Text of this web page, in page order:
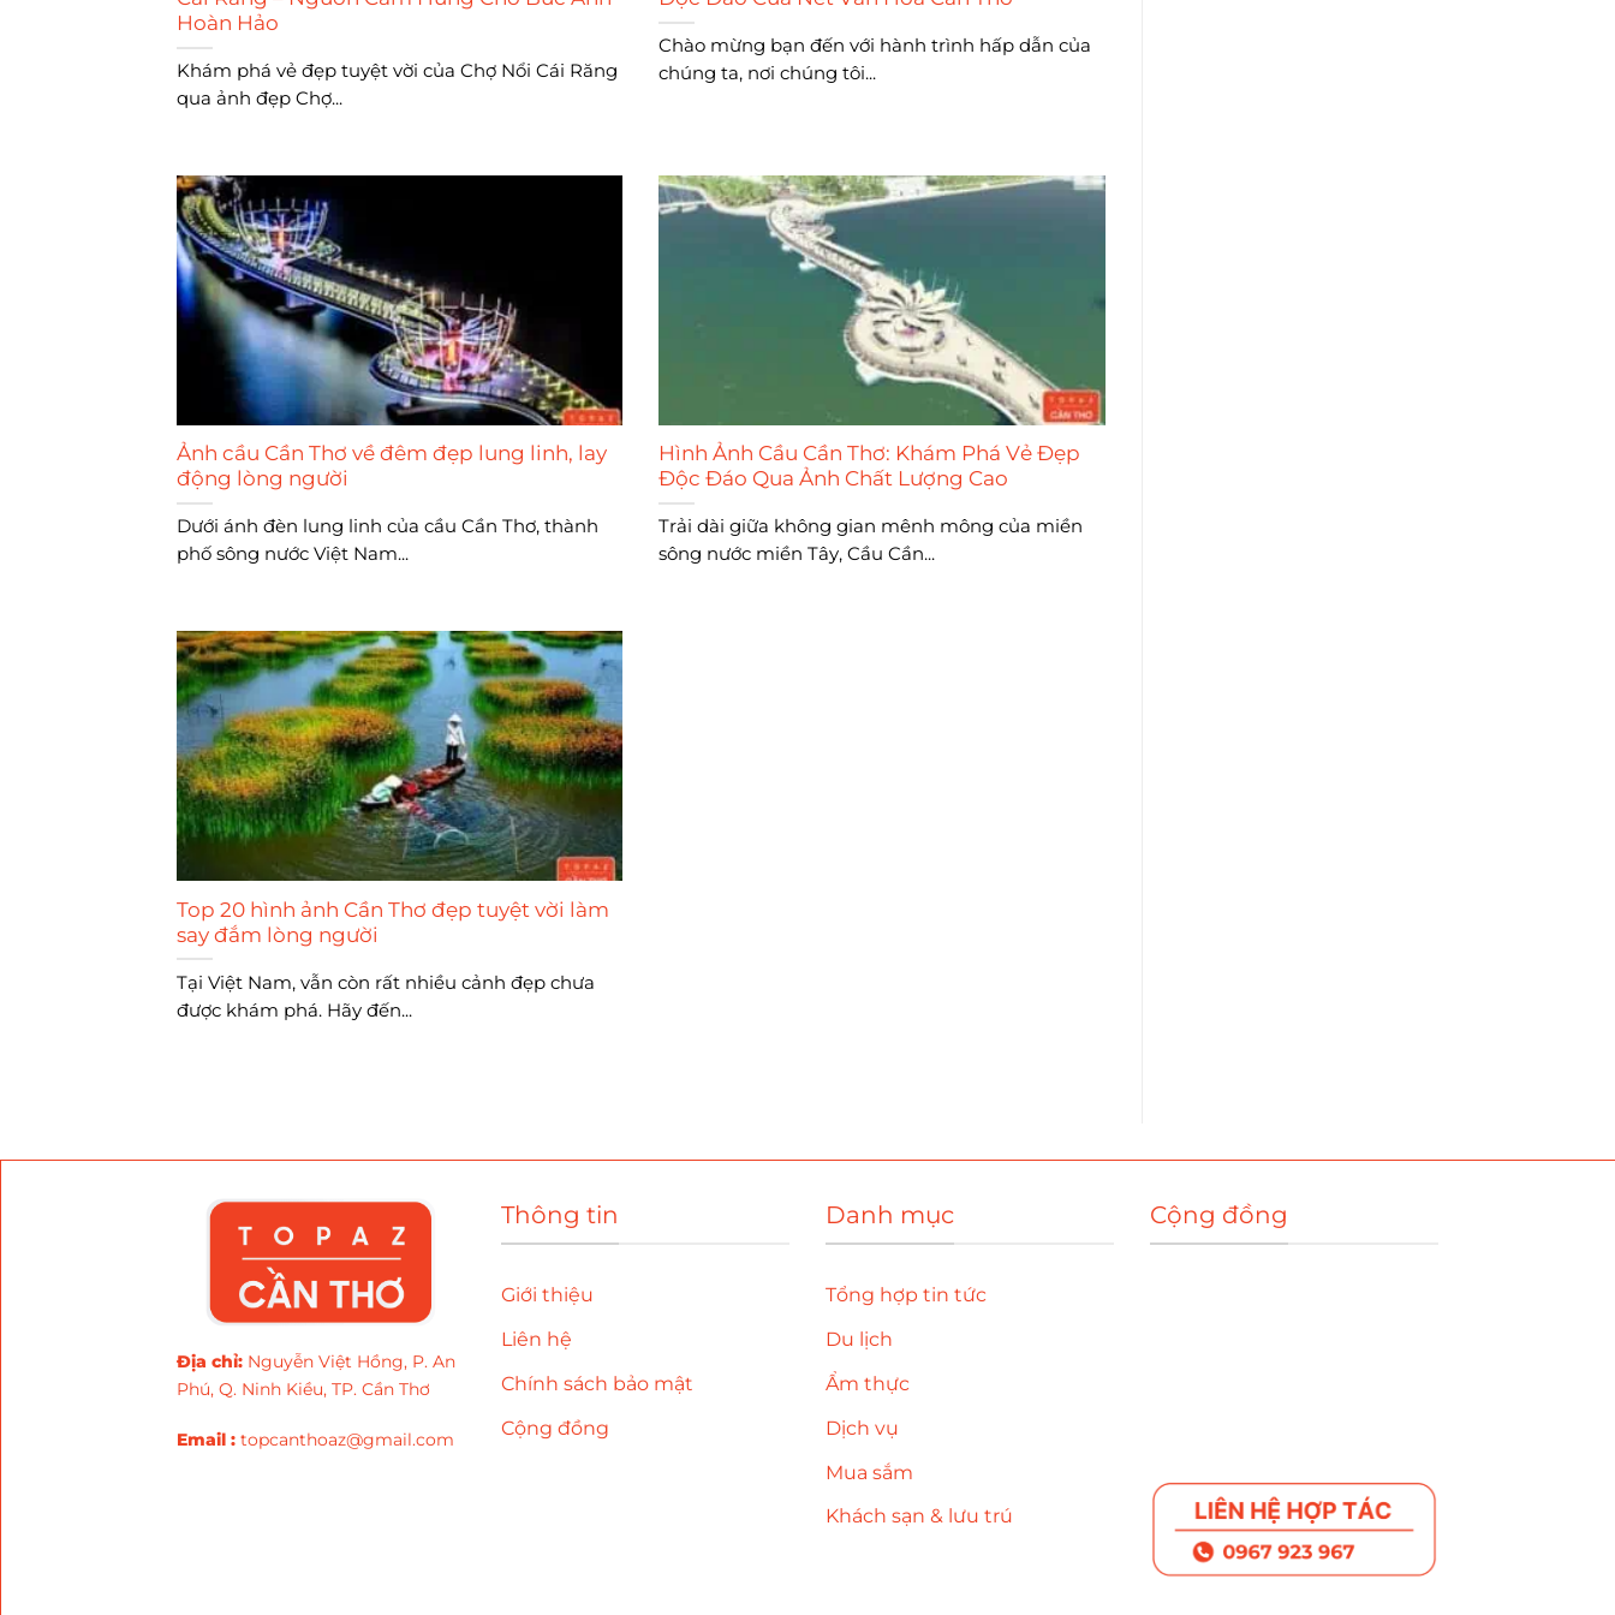
Hoàn Hảo
Khám phá vẻ đẹp tuyệt vời của Chợ Nổi Cái Răng
qua ảnh đẹp Chợ...
Chào mừng bạn đến với hành trình hấp dẫn của
chúng ta, nơi chúng tôi...
Ảnh cầu Cần Thơ về đêm đẹp lung linh, lay
động lòng người
Dưới ánh đèn lung linh của cầu Cần Thơ, thành
phố sông nước Việt Nam...
Hình Ảnh Cầu Cần Thơ: Khám Phá Vẻ Đẹp
Độc Đáo Qua Ảnh Chất Lượng Cao
Trải dài giữa không gian mênh mông của miền
sông nước miền Tây, Cầu Cần...
Top 20 hình ảnh Cần Thơ đẹp tuyệt vời làm
say đắm lòng người
Tại Việt Nam, vẫn còn rất nhiều cảnh đẹp chưa
được khám phá. Hãy đến...
Địa chỉ: Nguyễn Việt Hồng, P. An
Phú, Q. Ninh Kiều, TP. Cần Thơ
Email : topcanthoaz@gmail.com
Thông tin
Giới thiệu
Liên hệ
Chính sách bảo mật
Cộng đồng
Danh mục
Tổng hợp tin tức
Du lịch
Ẩm thực
Dịch vụ
Mua sắm
Khách sạn & lưu trú
Cộng đồng